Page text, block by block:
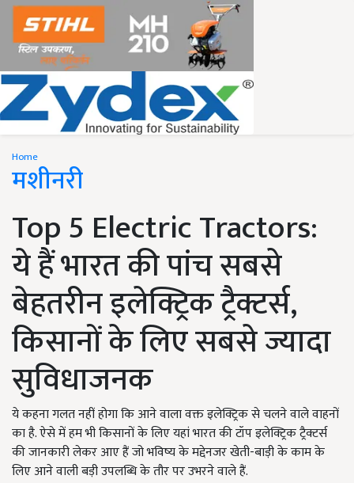
Home
मशीनरी
Top 5 Electric Tractors:
ये हैं भारत की पांच सबसे
बेहतरीन इलेक्ट्रिक ट्रैक्टर्स,
किसानों के लिए सबसे ज्यादा
सुविधाजनक
ये कहना गलत नहीं होगा कि आने वाला वक्त इलेक्ट्रिक से चलने वाले वाहनों
का है. ऐसे में हम भी किसानों के लिए यहां भारत की टॉप इलेक्ट्रिक ट्रैक्टर्स
की जानकारी लेकर आए हैं जो भविष्य के मद्देनजर खेती-बाड़ी के काम के
लिए आने वाली बड़ी उपलब्धि के तौर पर उभरने वाले हैं.